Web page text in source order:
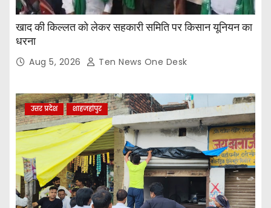
खाद की किल्लत को लेकर सहकारी समिति पर किसान यूनियन का
धरना
Aug 5, 2026 Ten News One Desk
उत्तर प्रदेश शाहजहांपुर